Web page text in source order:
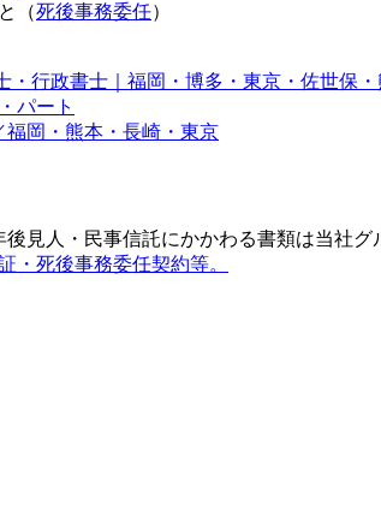
（死後事務委任）
後見人・民事信託にかかわる書類は当社